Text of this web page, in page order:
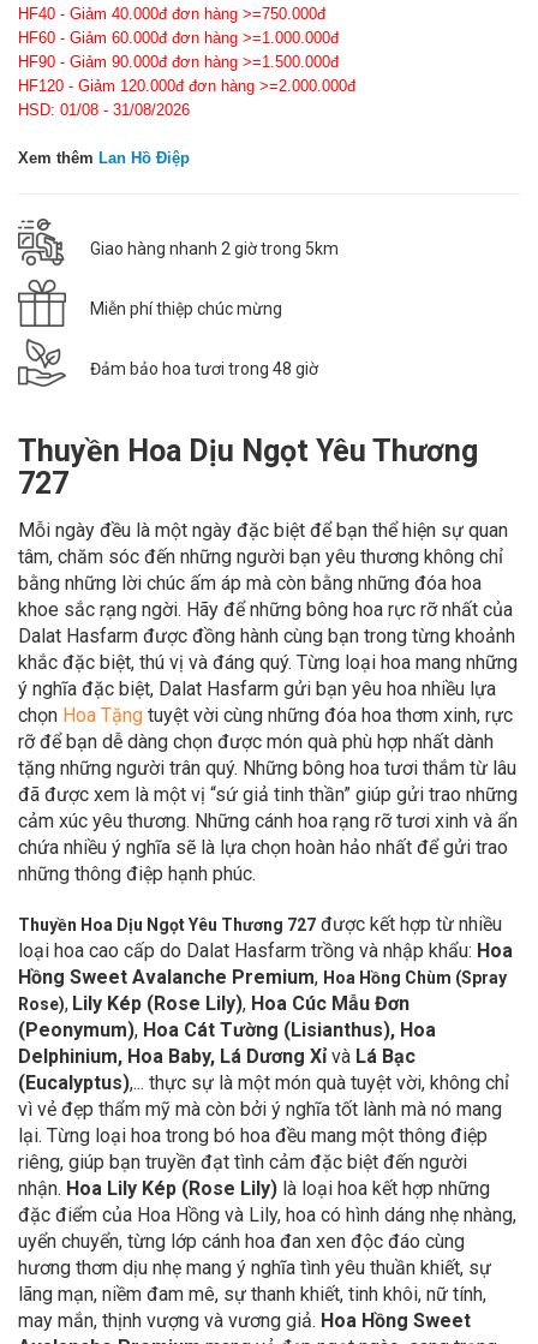
HF40 - Giảm 40.000đ đơn hàng >=750.000đ
HF60 - Giảm 60.000đ đơn hàng >=1.000.000đ
HF90 - Giảm 90.000đ đơn hàng >=1.500.000đ
HF120 - Giảm 120.000đ đơn hàng >=2.000.000đ
HSD: 01/08 - 31/08/2026
Xem thêm Lan Hồ Điệp
Giao hàng nhanh 2 giờ trong 5km
Miễn phí thiệp chúc mừng
Đảm bảo hoa tươi trong 48 giờ
Thuyền Hoa Dịu Ngọt Yêu Thương
727
Mỗi ngày đều là một ngày đặc biệt để bạn thể hiện sự quan
tâm, chăm sóc đến những người bạn yêu thương không chỉ
bằng những lời chúc ấm áp mà còn bằng những đóa hoa
khoe sắc rạng ngời. Hãy đểnhững bông hoa rực rỡ nhất của
Dalat Hasfarm được đồng hành cùng bạn trong từng khoảnh
khắc đặc biệt, thú vị và đáng quý. Từng loại hoa mang những
ý nghĩa đặc biệt, Dalat Hasfarm gửi bạn yêu hoa nhiều lựa
chọn Hoa Tặng tuyệt vời cùng những đóa hoa thơm xinh, rực
rỡ để bạn dễ dàng chọn được món quà phù hợp nhất dành
tặng những người trân quý. Những bông hoa tươi thắm từ lâu
đã được xem là một vị “sứ giả tinh thần” giúp gửi trao những
cảm xúc yêu thương. Những cánh hoa rạng rỡ tươi xinh và ẩn
chứa nhiều ý nghĩa sẽ là lựa chọn hoàn hảo nhất để gửi trao
những thông điệp hạnh phúc.
Thuyền Hoa Dịu Ngọt Yêu Thương 727 được kết hợp từ nhiều
loại hoa cao cấp do Dalat Hasfarm trồng và nhập khẩu: Hoa
Hồng Sweet Avalanche Premium, Hoa Hồng Chùm (Spray
Rose), Lily Kép (Rose Lily), Hoa Cúc Mẫu Đơn
(Peonymum), Hoa Cát Tường (Lisianthus), Hoa
Delphinium, Hoa Baby, Lá Dương Xỉvà Lá Bạc
(Eucalyptus),... thực sự là một món quà tuyệt vời, không chỉ
vì vẻ đẹp thẩm mỹ mà còn bởi ý nghĩa tốt lành mà nó mang
lại. Từng loại hoa trong bó hoa đều mang một thông điệp
riêng, giúp bạn truyền đạt tình cảm đặc biệt đến người
nhận. Hoa Lily Kép (Rose Lily) là loại hoa kết hợp những
đặc điểm của Hoa Hồng và Lily, hoa có hình dáng nhẹ nhàng,
uyển chuyển, từng lớp cánh hoa đan xen độc đáo cùng
hương thơm dịu nhẹ mang ý nghĩa tình yêu thuần khiết, sự
lãng mạn, niềm đam mê, sự thanh khiết, tinh khôi, nữ tính,
may mắn, thịnh vượng và vương giả. Hoa Hồng Sweet